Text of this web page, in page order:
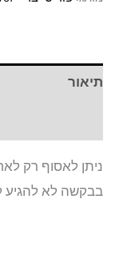
תיאור
ניתן לאסוף רק
בבקשה לא להגיע